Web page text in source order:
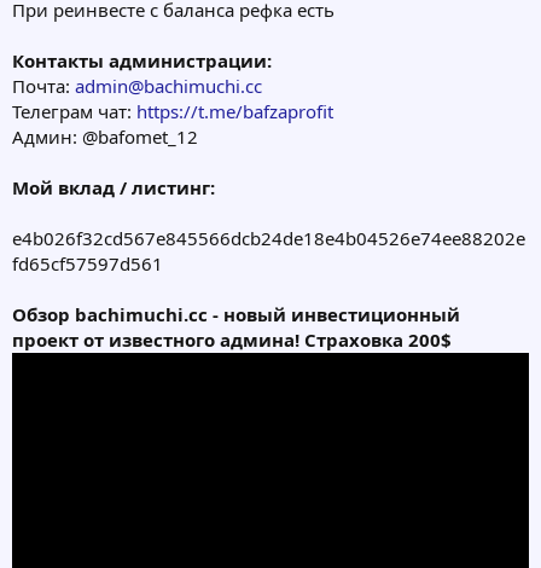
При реинвесте с баланса рефка есть
Контакты администрации:
Почта: admin@bachimuchi.cc
Телеграм чат: https://t.me/bafzaprofit
Админ: @bafomet_12
Мой вклад / листинг:
e4b026f32cd567e845566dcb24de18e4b04526e74ee88202e
fd65cf57597d561
Обзор bachimuchi.cc - новый инвестиционный
проект от известного админа! Страховка 200$